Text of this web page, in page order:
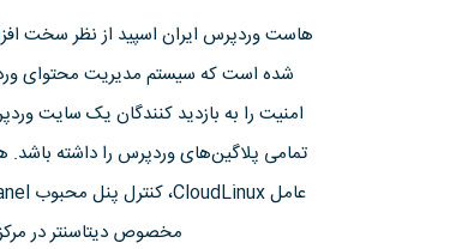
هاست وردپرس ایران اسپید از نظر سخت
شده است که سیستم مدیریت محتوا‌ی
امنیت را به بازدید کنندگان یک سایت
تمامی پلاگین‌های وردپرس را داشته
مخصوص دیتاسنتر در